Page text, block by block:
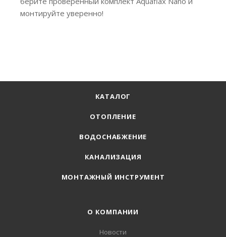
монтируйте уверенно!
КАТАЛОГ
ОТОПЛЕНИЕ
ВОДОСНАБЖЕНИЕ
КАНАЛИЗАЦИЯ
МОНТАЖНЫЙ ИНСТРУМЕНТ
О КОМПАНИИ
Новости